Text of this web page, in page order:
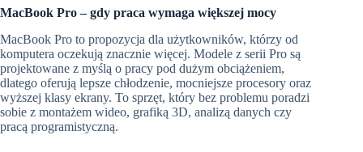
MacBook Pro – gdy praca wymaga większej mocy
MacBook Pro to propozycja dla użytkowników, którzy od
komputera oczekują znacznie więcej. Modele z serii Pro są
projektowane z myślą o pracy pod dużym obciążeniem,
dlatego oferują lepsze chłodzenie, mocniejsze procesory oraz
wyższej klasy ekrany. To sprzęt, który bez problemu poradzi
sobie z montażem wideo, grafiką 3D, analizą danych czy
pracą programistyczną.